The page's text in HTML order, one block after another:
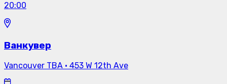
20:00
Ванкувер
Vancouver TBA · 453 W 12th Ave